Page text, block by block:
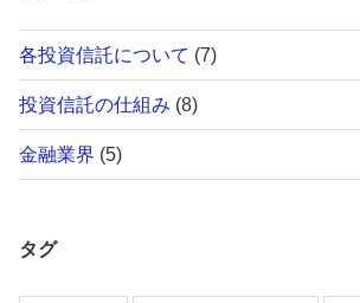
各投資信託について (7)
投資信託の仕組み (8)
金融業界 (5)
タグ